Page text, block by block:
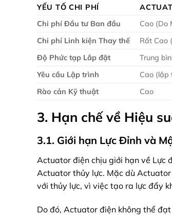
YẾU TỐ CHI PHÍ
Chi phí Đầu tư Ban đầu
Cao (Do
Chi phí Linh kiện Thay thế
Rất Cao
Độ Phức tạp Lắp đặt
Trung
Yêu cầu Lập trình
Cao (lập
Rào cản Kỹ thuật
Cao
3. Hạn chế về Hiệu
3.1. Giới hạn Lực Đỉnh và
Actuator điện chịu giới hạn về Lực
Actuator thủy lực. Mặc dù
với thủy lực, vì việc tạo ra lực đẩy
Do đó, Actuator điện không thể